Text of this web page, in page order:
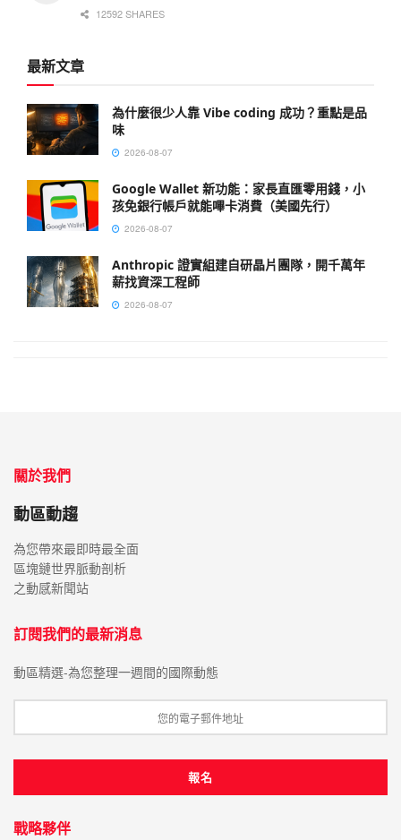
12592 SHARES
最新文章
為什麼很少人靠 Vibe coding 成功？重點是品
味
2026-08-07
Google Wallet 新功能：家長直匯零用錢，小
孩免銀行帳戶就能嗶卡消費（美國先行）
2026-08-07
Anthropic 證實組建自研晶片團隊，開千萬年
薪找資深工程師
2026-08-07
關於我們
動區動趨
為您帶來最即時最全面
區塊鏈世界脈動剖析
之動感新聞站
訂閱我們的最新消息
動區精選-為您整理一週間的國際動態
戰略夥伴